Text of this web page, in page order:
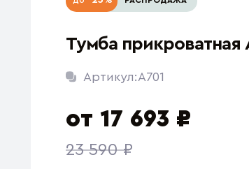
Тумба прикроватная
Артикул:A701
от 17 693 ₽
23 590 ₽